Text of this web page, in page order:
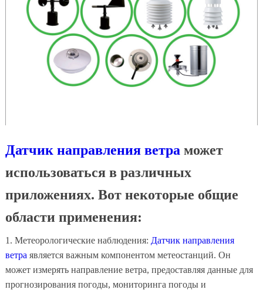
Датчик направления ветра может
использоваться в различных
приложениях. Вот некоторые общие
области применения:
1. Метеорологические наблюдения: Датчик направления
ветра является важным компонентом метеостанций. Он
может измерять направление ветра, предоставляя данные для
прогнозирования погоды, мониторинга погоды и